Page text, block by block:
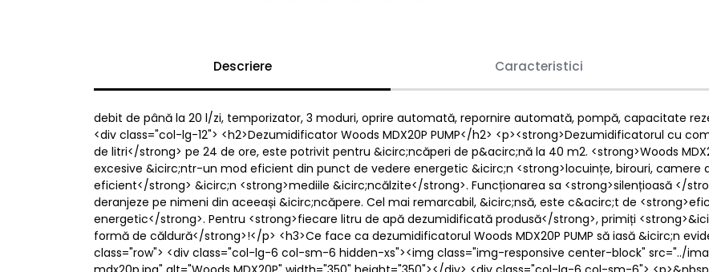
Descriere Caracteristici
debit de până la 20 l/zi, temporizator, 3 moduri, oprire automată, repornire automată, pompă, capacitate
<div class="col-lg-12"> <h2>Dezumidificator Woods MDX20P PUMP</h2> <p><strong>Dezumidificatorul cu
de litri</strong> pe 24 de ore, este potrivit pentru &icirc;ncăperi de p&acirc;nă la 40 m2. <strong>Woods
excesive &icirc;ntr-un mod eficient din punct de vedere energetic &icirc;n <strong>locuințe, birouri, camere
eficient</strong> &icirc;n <strong>mediile &icirc;ncălzite</strong>. Funcționarea sa <strong>silențioasă </
deranjeze pe nimeni din aceeași &icirc;ncăpere. Cel mai remarcabil, &icirc;nsă, este c&acirc;t de
energetic</strong>. Pentru <strong>fiecare litru de apă dezumidificată produsă</strong>, primiți
formă de căldură</strong>!</p> <h3>Ce face ca dezumidificatorul Woods MDX20P PUMP să iasă &icirc;n
class="row"> <div class="col-lg-6 col-sm-6 hidden-xs"><img class="img-responsive center-block" src="../